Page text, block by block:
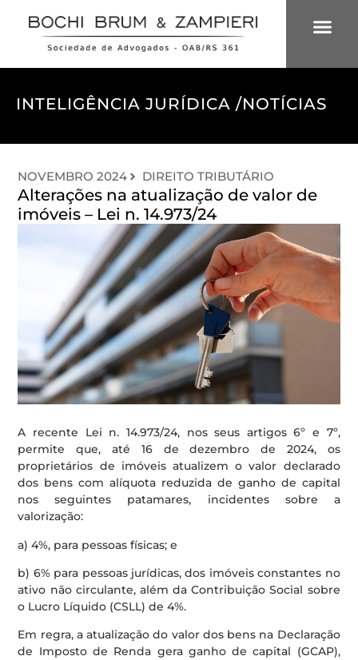
INTELIGÊNCIA JURÍDICA /NOTÍCIAS
NOVEMBRO 2024 DIREITO TRIBUTÁRIO
Alterações na atualização de valor de
imóveis – Lei n. 14.973/24
A recente Lei n. 14.973/24, nos seus artigos 6º e 7º,
permite que, até 16 de dezembro de 2024, os
proprietários de imóveis atualizem o valor declarado
dos bens com alíquota reduzida de ganho de capital
nos seguintes patamares, incidentes sobre a
valorização:
a) 4%, para pessoas físicas; e
b) 6% para pessoas jurídicas, dos imóveis constantes no
ativo não circulante, além da Contribuição Social sobre
o Lucro Líquido (CSLL) de 4%.
Em regra, a atualização do valor dos bens na Declaração
de Imposto de Renda gera ganho de capital (GCAP),